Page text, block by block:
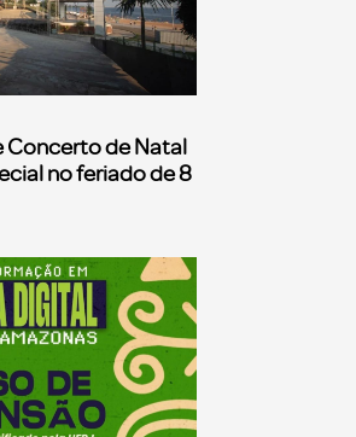
Concerto de Natal
no feriado de 8